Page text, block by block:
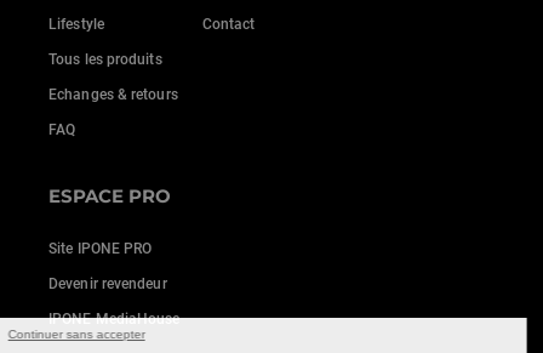
Continuer sans accepter
Lifestyle
Tous les produits
Echanges & retours
FAQ
Contact
ESPACE PRO
Site IPONE PRO
Devenir revendeur
IPONE MediaHouse